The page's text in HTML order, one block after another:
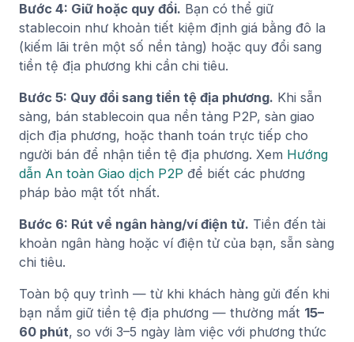
Bước 4: Giữ hoặc quy đổi. Bạn có thể giữ
stablecoin như khoản tiết kiệm định giá bằng đô la
(kiếm lãi trên một số nền tảng) hoặc quy đổi sang
tiền tệ địa phương khi cần chi tiêu.
Bước 5: Quy đổi sang tiền tệ địa phương. Khi sẵn
sàng, bán stablecoin qua nền tảng P2P, sàn giao
dịch địa phương, hoặc thanh toán trực tiếp cho
người bán để nhận tiền tệ địa phương. Xem Hướng
dẫn An toàn Giao dịch P2P để biết các phương
pháp bảo mật tốt nhất.
Bước 6: Rút về ngân hàng/ví điện tử. Tiền đến tài
khoản ngân hàng hoặc ví điện tử của bạn, sẵn sàng
chi tiêu.
Toàn bộ quy trình — từ khi khách hàng gửi đến khi
bạn nắm giữ tiền tệ địa phương — thường mất 15–
60 phút, so với 3–5 ngày làm việc với phương thức